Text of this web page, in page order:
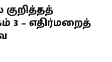
3 – எதிர்மறைத்